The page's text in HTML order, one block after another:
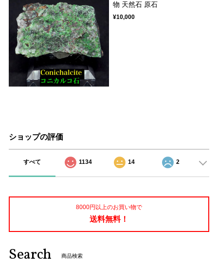
物 天然石 原石
¥10,000
ショップの評価
すべて 1134 14 2
8000円以上のお買い物で
送料無料！
Search 商品検索